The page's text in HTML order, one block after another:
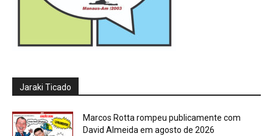
Jaraki Ticado
Marcos Rotta rompeu publicamente com
David Almeida em agosto de 2026